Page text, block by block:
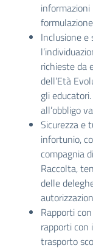
Inclusione e
richieste da
dell’Età
gli
all’obbligo
Sicurezza e
infortunio,
compagnia
Raccolta,
delle
Rapporti
rapporti con
trasporto